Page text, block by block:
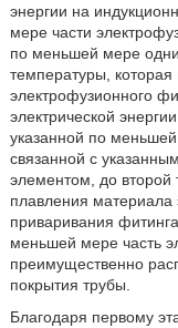
энергии на
мере части
по меньшей мере
температуры,
электрофузионного
электрической
указанной по
связанной с
элементом, до второй
плавления материала
приваривания
меньшей мере часть
преимущественно
покрытия трубы.
Благодаря первому